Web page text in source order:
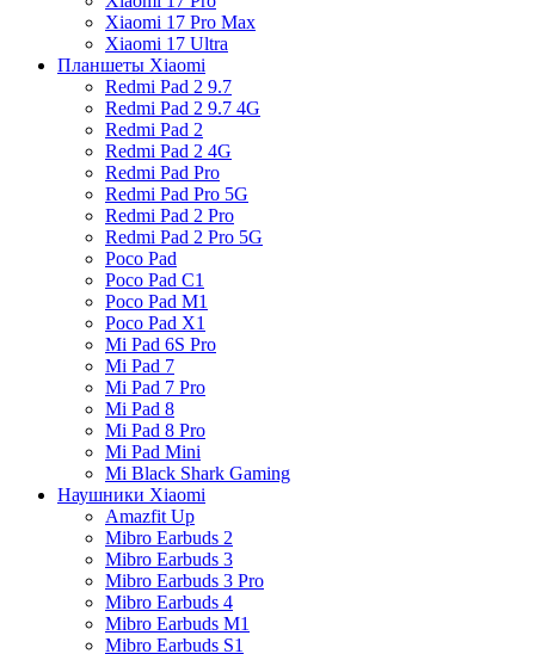
Xiaomi 17 Pro Max
Xiaomi 17 Ultra
Планшеты Xiaomi
Redmi Pad 2 9.7
Redmi Pad 2 9.7 4G
Redmi Pad 2
Redmi Pad 2 4G
Redmi Pad Pro
Redmi Pad Pro 5G
Redmi Pad 2 Pro
Redmi Pad 2 Pro 5G
Poco Pad
Poco Pad C1
Poco Pad M1
Poco Pad X1
Mi Pad 6S Pro
Mi Pad 7
Mi Pad 7 Pro
Mi Pad 8
Mi Pad 8 Pro
Mi Pad Mini
Mi Black Shark Gaming
Наушники Xiaomi
Amazfit Up
Mibro Earbuds 2
Mibro Earbuds 3
Mibro Earbuds 3 Pro
Mibro Earbuds 4
Mibro Earbuds M1
Mibro Earbuds S1